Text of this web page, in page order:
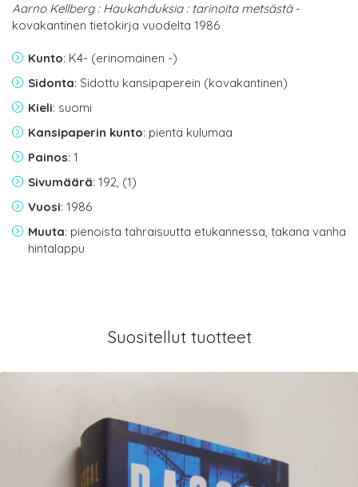
Aarno Kellberg : Haukahduksia : tarinoita metsästä-
kovakantinen tietokirja vuodelta 1986
Kunto: K4- (erinomainen -)
Sidonta: Sidottu kansipaperein (kovakantinen)
Kieli: suomi
Kansipaperin kunto: pientä kulumaa
Painos: 1
Sivumäärä: 192, (1)
Vuosi: 1986
Muuta: pienoista tahraisuutta etukannessa, takana vanha
hintalappu
Suositellut tuotteet